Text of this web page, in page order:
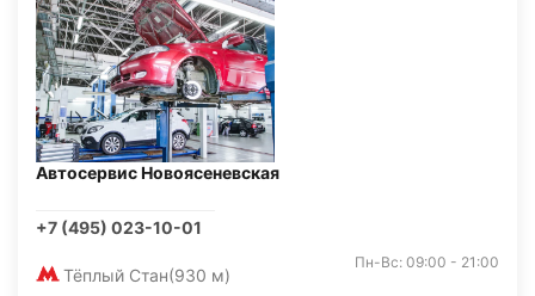
Автосервис Новоясеневская
+7 (495) 023-10-01
Тёплый Стан(930 м)
Пн-Вс: 09:00 - 21:00